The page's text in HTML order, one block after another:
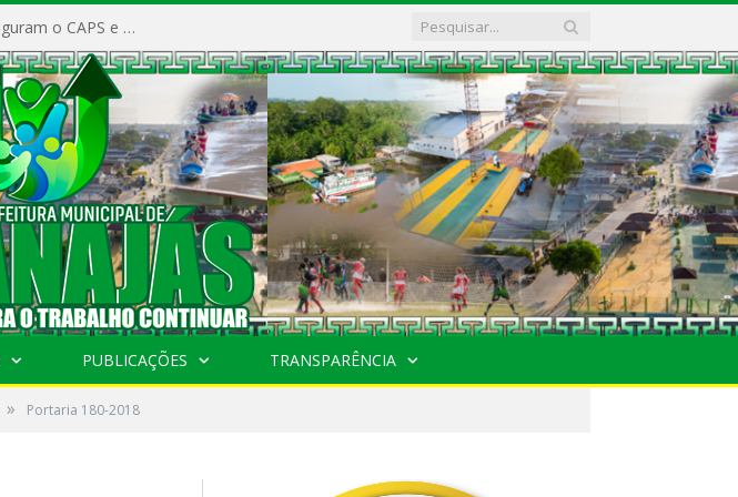
Prefeito Vivaldo Mendes e vice-prefeito Quito inauguram o CAPS e fortalecem a saúde pública em Anajás.
PUBLICAÇÕES TRANSPARÊNCIA
» Portaria 180-2018